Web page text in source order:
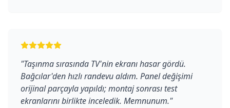
"Taşınma sırasında TV'nin ekranı hasar gördü.
Bağcılar'den hızlı randevu aldım. Panel değişimi
orijinal parçayla yapıldı; montaj sonrası test
ekranlarını birlikte inceledik. Memnunum."